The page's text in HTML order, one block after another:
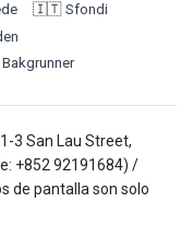
🇮🇹 Sfondi
Bakgrunner
3 San Lau Street,
+852 92191684) /
de pantalla son solo